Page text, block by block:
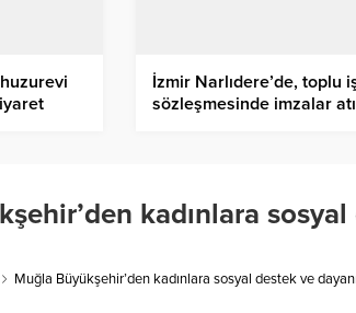
İzmir Narlıdere’de, toplu
sözleşmesinde imzalar
kadınlara
Muğla Büyükşehir’den kadınlara sosyal destek ve